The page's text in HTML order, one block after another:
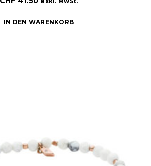
IN DEN WARENKORB